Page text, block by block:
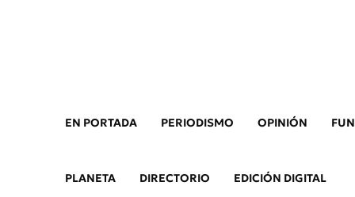
EN PORTADA PERIODISMO OPINIÓN
PLANETA DIRECTORIO EDICIÓN DIGITAL